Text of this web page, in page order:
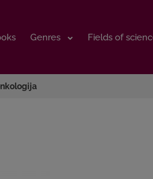
Genres Fields of
Genres Fields of